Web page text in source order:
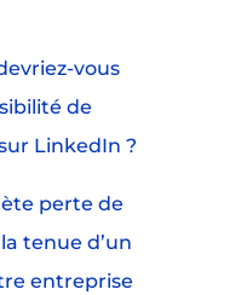
vous
de
LinkedIn ?
perte de
tenue d’un
entreprise